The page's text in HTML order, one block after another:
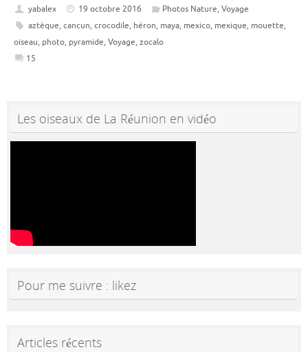
e
b
o
o
k
t
t
e
r
yabalex 19 octobre 2016 Photos Nature, Voyage
aztèque, cancun, crocodile, héron, maya, mexico, mexique, mouette,
oiseau, photo, pyramide, Voyage, zocalo
15
Les oiseaux de La Réunion en vidéo
Pour me suivre : likez
Articles récents